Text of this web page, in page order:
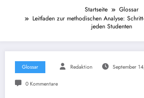
Startseite
Glossar
Leitfaden zur methodischen Analyse:
jeden Studenten
Glossar Redaktion September
0 Kommentare